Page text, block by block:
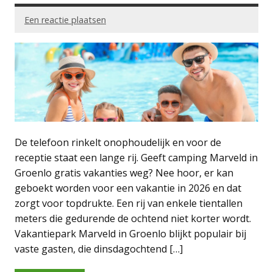
Een reactie plaatsen
De telefoon rinkelt onophoudelijk en voor de
receptie staat een lange rij. Geeft camping Marveld in
Groenlo gratis vakanties weg? Nee hoor, er kan
geboekt worden voor een vakantie in 2026 en dat
zorgt voor topdrukte. Een rij van enkele tientallen
meters die gedurende de ochtend niet korter wordt.
Vakantiepark Marveld in Groenlo blijkt populair bij
vaste gasten, die dinsdagochtend […]